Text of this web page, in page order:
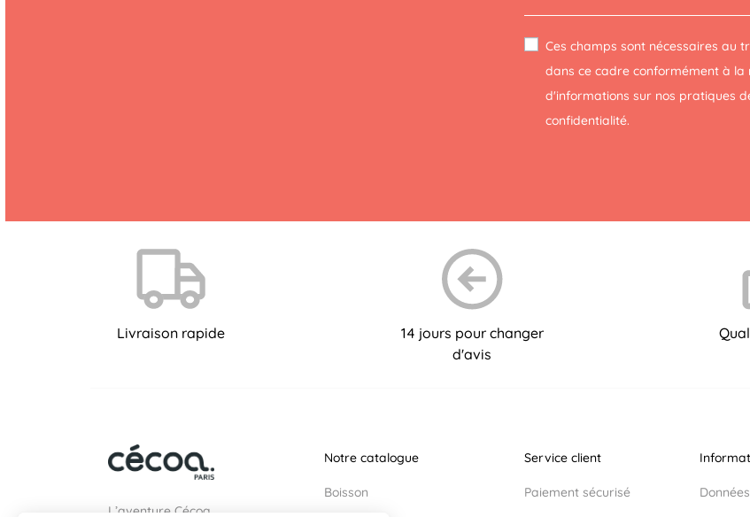
Ces champs sont nécessaires au
dans ce cadre conformément à la
d'informations sur nos pratiques
confidentialité.
Livraison rapide
14 jours pour changer
d'avis
L’aventure Cécoa
Notre catalogue
Boisson
Service client
Paiement sécurisé